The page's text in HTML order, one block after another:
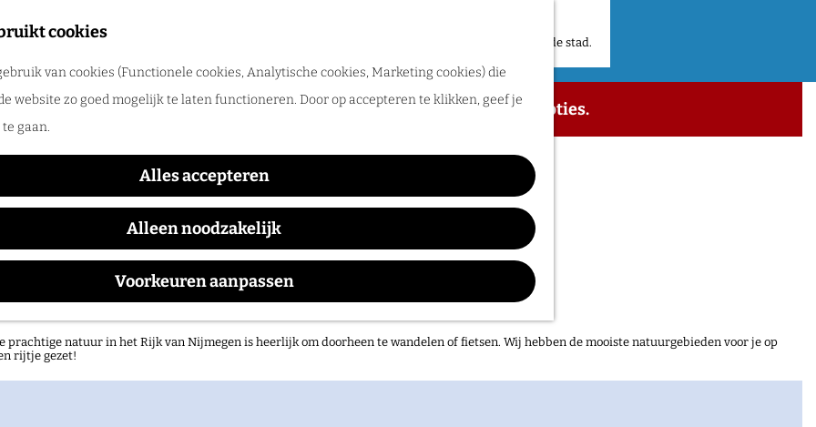
cookies
van cookies (Functionele cookies, Analytische cookies, Marketing cookies) die
website zo goed mogelijk te laten functioneren. Door op accepteren te klikken, geef je
gaan.
Alles accepteren
Alleen noodzakelijk
Voorkeuren aanpassen
Nijmegen samen met een gids. Ga samen op pad en ontdek verborgen plekken en verhalen in de stad.
in het Rijk van Nijmegen
prachtige natuur in het Rijk van Nijmegen is heerlijk om doorheen te wandelen of fietsen. Wij hebben de mooiste natuurgebieden voor je op
rijtje gezet!
meer beschikbaar. Bekijk hetactuele aanbodvoor de beschikbare opties.
PHOCexpo 2026
Waar:
Lent
Wanneer:
t/m 13 juni